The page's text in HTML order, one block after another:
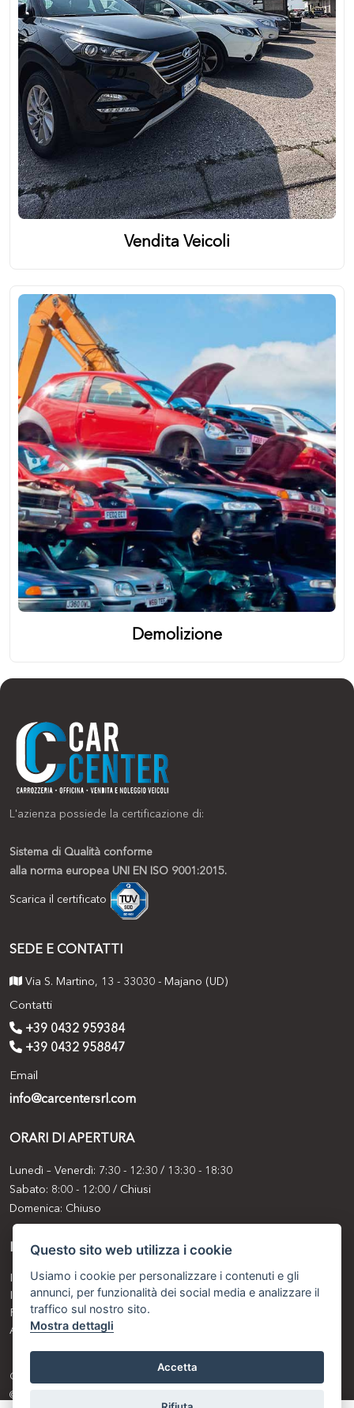
Questo sito web utilizza i cookie
Usiamo i cookie per personalizzare i contenuti e gli
annunci, per funzionalità dei social media e analizzare il
traffico sul nostro sito.
Mostra dettagli
Accetta
Vendita Veicoli
Demolizione
L'azienza possiede la certificazione di:
Sistema di Qualità conforme
alla norma europea UNI EN ISO 9001:2015.
Scarica il certificato
SEDE E CONTATTI
Via S. Martino, 13 - 33030 - Majano (UD)
Contatti
+39 0432 959384
+39 0432 958847
Email
info@carcentersrl.com
ORARI DI APERTURA
Lunedì – Venerdì: 7:30 - 12:30 / 13:30 - 18:30
Sabato: 8:00 - 12:00 / Chiusi
Domenica: Chiuso
INFORMATIVE
Informativa clienti
Informativa fornitori
Privacy e Cookie Policy
Aiuti
Car Center SRL P.IVA: IT 02328620303
© Another site by